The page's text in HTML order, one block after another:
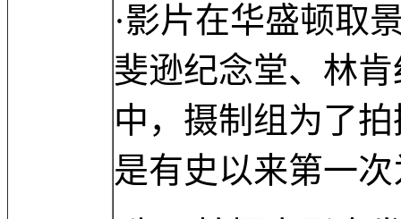
·影片在华盛顿取
斐逊纪念堂、林
中，摄制组为了
是有史以来第一